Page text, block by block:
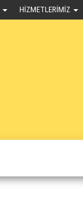
HIZMETLERIMIZ